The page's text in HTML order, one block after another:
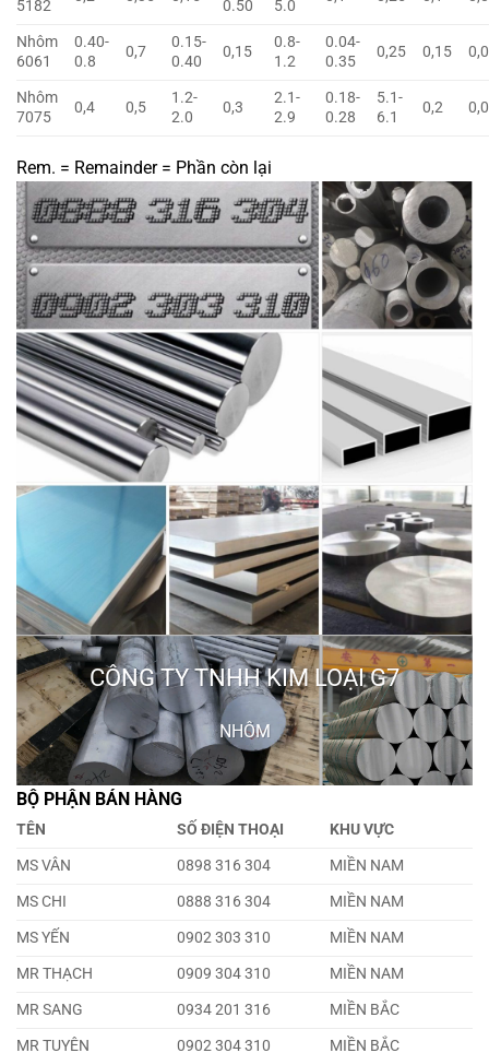
5182
0.50
5.0
Nhôm
6061
0.40-
0.8
0,7
0.15-
0.40
0,15
0.8-
1.2
0.04-
0.35
0,25 0,15
Nhôm
7075
0,4 0,5
1.2-
2.0
0,3
2.1-
2.9
0.18-
0.28
5.1-
6.1
0,2
Rem. = Remainder = Phần còn lại
CÔNG TY TNHH KIM LOẠI G7
NHÔM
BỘ PHẬN BÁN HÀNG
TÊN SỐ ĐIỆN THOẠI
KHU VỰC
MS VÂN
0898 316 304
MIỀN NAM
MS CHI
0888 316 304
MIỀN NAM
MS YẾN
0902 303 310
MIỀN NAM
MR THẠCH
0909 304 310
MIỀN NAM
MR SANG
0934 201 316
MIỀN BẮC
MR TUYÊN
0902 304 310 MIỀN BẮC